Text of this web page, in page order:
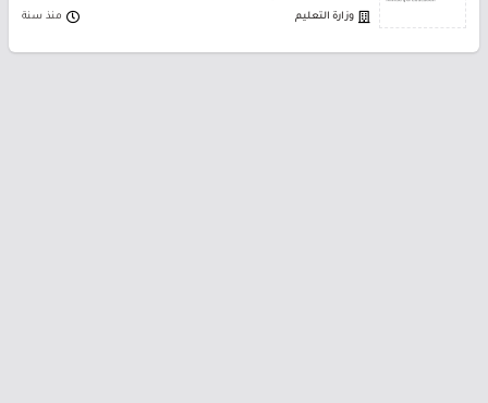
وزارة التعليم منذ سنة